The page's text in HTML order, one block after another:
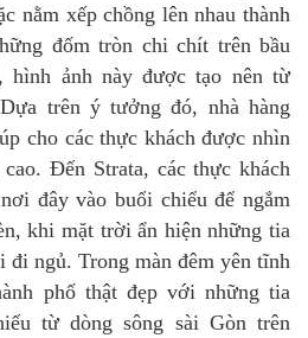
nằm xếp chồng lên nhau thành
đốm tròn chi chít trên bầu
ảnh này được tạo nên từ
trên ý tưởng đó, nhà hàng
cho các thực khách được nhìn
Đến Strata, các thực khách
đây vào buổi chiểu để ngắm
khi mặt trời ẩn hiện những tia
đi ngủ. Trong màn đêm yên tĩnh
phố thật đẹp với những tia
từ dòng sông sài Gòn trên